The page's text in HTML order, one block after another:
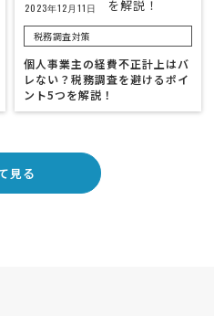
2023年12月11日
税務調査対策
個人事業主の経費不正計上はバ
レない？税務調査を避けるポイ
ント5つを解説！
見る